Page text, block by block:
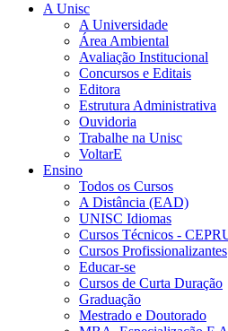
A Unisc
A Universidade
Área Ambiental
Avaliação Institucional
Concursos e Editais
Editora
Estrutura Administrativa
Ouvidoria
Trabalhe na Unisc
VoltarE
Ensino
Todos os Cursos
A Distância (EAD)
UNISC Idiomas
Cursos Técnicos -
Cursos Profissionalizantes
Educar-se
Cursos de Curta Duração
Graduação
Mestrado e Doutorado